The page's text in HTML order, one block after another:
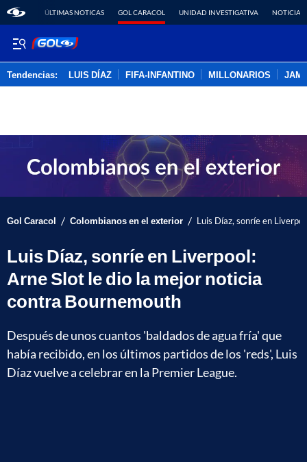
ÚLTIMAS NOTICAS GOL CARACOL UNIDAD INVESTIGATIVA NOTICIAS
Tendencias: LUIS DÍAZ FIFA-INFANTINO MILLONARIOS
Gol Caracol / Colombianos en el exterior / Luis Díaz, sonríe en
Luis Díaz, sonríe en Liverpool:
Arne Slot le dio la mejor noticia
contra Bournemouth
Después de unos cuantos 'baldados de agua fría' que
había recibido, en los últimos partidos de los 'reds', Luis
Díaz vuelve a celebrar en la Premier League.